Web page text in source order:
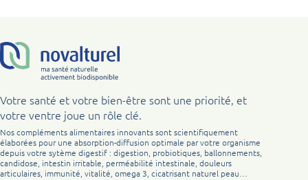
Votre santé et votre bien-être sont une priorité, et
votre ventre joue un rôle clé.
Nos compléments alimentaires innovants sont scientifiquement
élaborées pour une absorption-diffusion optimale par votre organisme
depuis votre sytème digestif : digestion, probiotiques, ballonnements,
candidose, intestin irritable, perméabilité intestinale, douleurs
articulaires, immunité, vitalité, omega 3, cicatrisant naturel peau…